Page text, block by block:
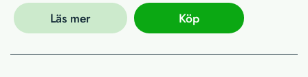
Läs mer Köp